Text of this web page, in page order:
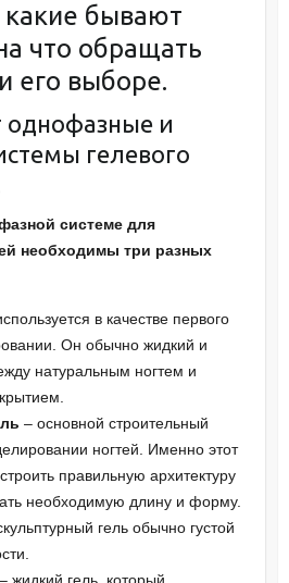
какие бывают
что обращать
его выборе.
однофазные и
гелевого
системе для
необходимы три разных
в качестве первого
Он обычно жидкий и
натуральным ногтем и
– основной строительный
ногтей. Именно этот
правильную архитектуру
необходимую длину и форму.
гель обычно густой